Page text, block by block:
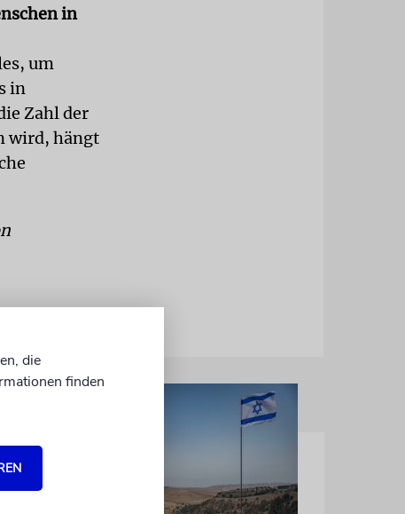
in
um
in
Zahl der
wird, hängt
die
finden